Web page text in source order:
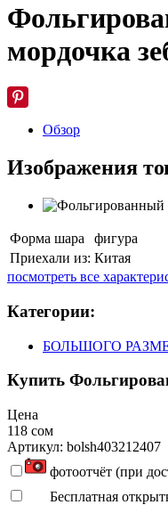
мордочка
Обзор
Изображения
Форма шара
фигура
Приехали из: Китая
посмотреть все
Категории:
БОЛЬШОГО
Купить
Цена
118 сом
Артикул: bolsh403212407
фотоотчёт (при
Бесплатная